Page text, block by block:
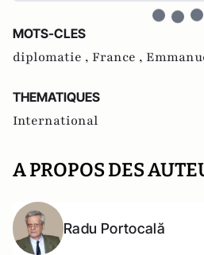
MOTS-CLES
diplomatie , France ,
THEMATIQUES
International
A PROPOS DES
Radu Portocală